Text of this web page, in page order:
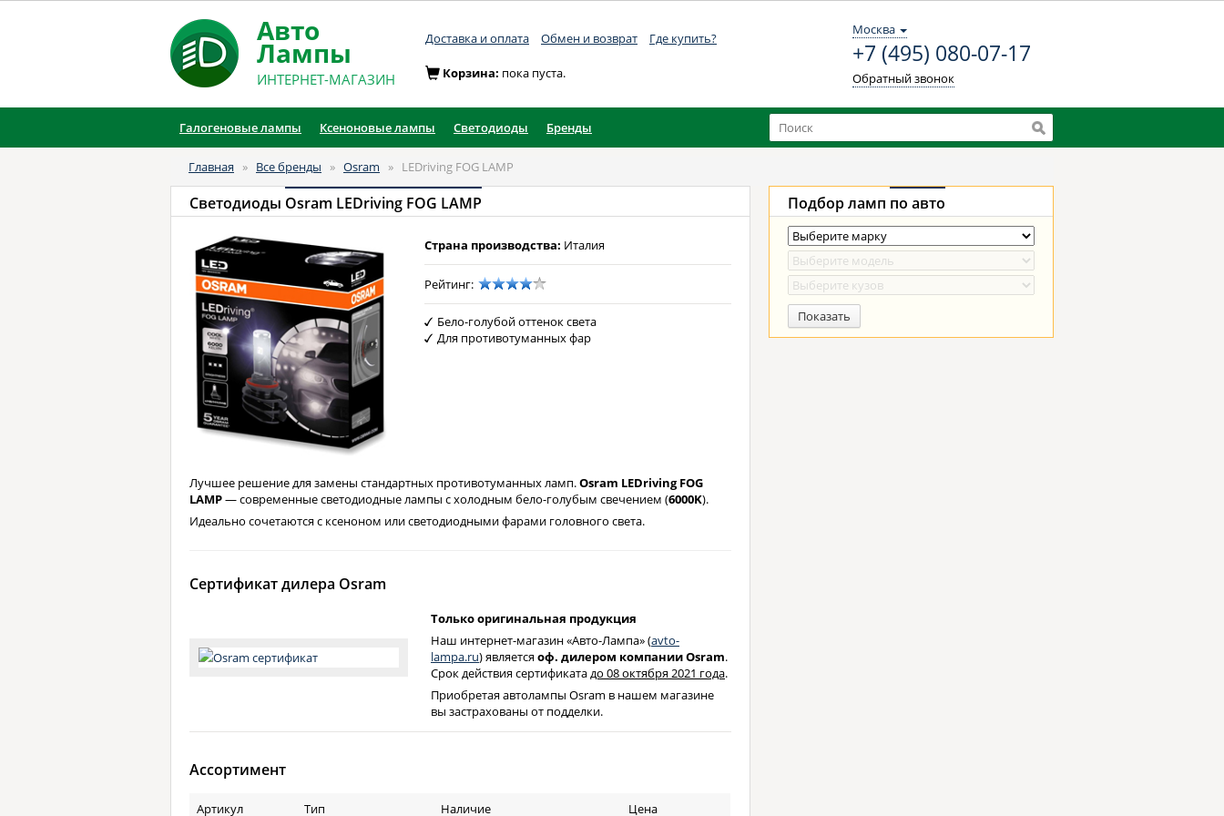
Авто
Лампы
ИНТЕРНЕТ-МАГАЗИН
Доставка и оплата Обмен и возврат Где купить?
Москва
+7 (495) 080-07-17
Обратный звонок
Корзина: пока пуста.
Галогеновые лампы Ксеноновые лампы Светодиоды Бренды
Главная » Все бренды » Osram » LEDriving FOG LAMP
Светодиоды Osram LEDriving FOG LAMP
Страна производства: Италия
Рейтинг:
Бело-голубой оттенок света
Для противотуманных фар
Лучшее решение для замены стандартных противотуманных ламп.Osram LEDriving FOG
LAMP— современные светодиодные лампы с холодным бело-голубым свечением (6000K).
Идеально сочетаются с ксеноном или светодиодными фарами головного света.
Сертификат дилера Osram
Только оригинальная продукция
Наш интернет-магазин «Авто-Лампа» (avto-
lampa.ru) являетсяоф. дилером компании Osram.
Срок действия сертификатадо 08 октября 2021 года.
Приобретая автолампы Osram в нашем магазине
вы застрахованы от подделки.
Ассортимент
Артикул Тип Наличие Цена
Подбор ламп по авто
Показать